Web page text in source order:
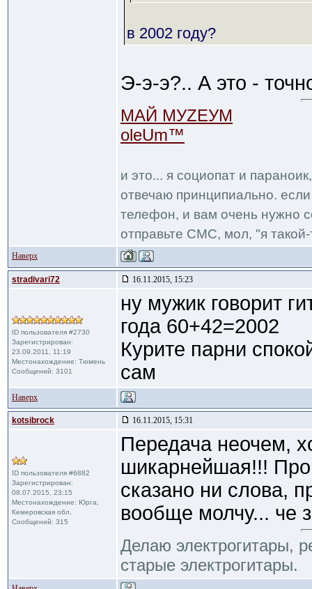
в 2002 году?
Э-э-э?.. А это -
МАЙ МУZЕУМ
oleUm™
и это... я социопат и
отвечаю принципиально.
телефон, и вам очень нужно
отправьте СМС, мол, "я такой-
Наверх
stradivari72 16.11.2015, 15:23
ID пользователя #2730
Зарегистрирован:
23.09.2011, 11:19
Местонахождение: Тюмень
Сообщений: 3101
ну мужик говорит
года 60+42=2002
Курите парни
сам
Наверх
kotsibrock 16.11.2015, 15:31
ID пользователя #6882
Зарегистрирован:
08.07.2015, 23:15
Местонахождение: Юрга,
Кемеровская обл.
Сообщений: 315
Передача неочем,
шикарнейшая!!! Про
сказано ни слова,
вообще молчу... че
Делаю электрогитары,
старые электрогитары.